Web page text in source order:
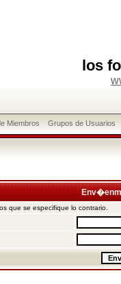
los
Miembros Grupos de Usuarios
que se especifique lo contrario.